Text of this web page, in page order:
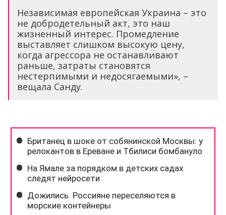
Независимая европейская Украина – это
не добродетельный акт, это наш
жизненный интерес. Промедление
выставляет слишком высокую цену,
когда агрессора не останавливают
раньше, затраты становятся
нестерпимыми и недосягаемыми», –
вещала Санду.